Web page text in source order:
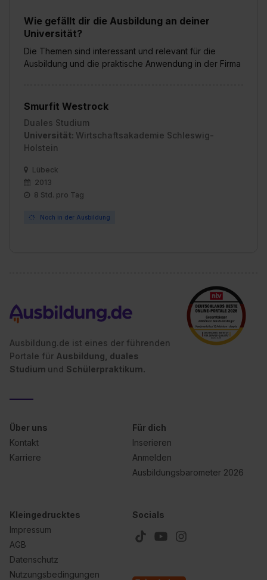
Wie gefällt dir die Ausbildung an deiner
Universität?
Die Themen sind interessant und relevant für die
Ausbildung und die praktische Anwendung in der Firma
Smurfit Westrock
Duales Studium
Universität: Wirtschaftsakademie Schleswig-
Holstein
Lübeck
2013
8 Std. pro Tag
Noch in der Ausbildung
Ausbildung.de ist eines der führenden
Portale für Ausbildung, duales
Studium und Schülerpraktikum.
Über uns
Kontakt
Karriere
Für dich
Inserieren
Anmelden
Ausbildungsbarometer 2026
Kleingedrucktes
Impressum
AGB
Datenschutz
Nutzungsbedingungen
Socials